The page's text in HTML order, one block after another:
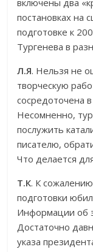
включены два
постановках на
подготовке к
Тургенева в
Л.Я. Нельзя не
творческую
сосредоточена
Несомненно,
послужить
писателю,
Что делается
Т.К. К
подготовки
Информации об
Достаточно
указа